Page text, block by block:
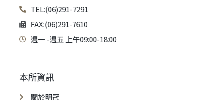
TEL:(06)291-7291
FAX:(06)291-7610
週一 -週五 上午09:00-18:00
本所資訊
關於明冠